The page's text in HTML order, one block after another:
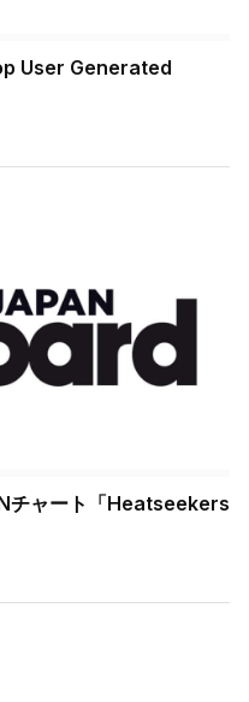
User Generated
ャート「Heatseekers